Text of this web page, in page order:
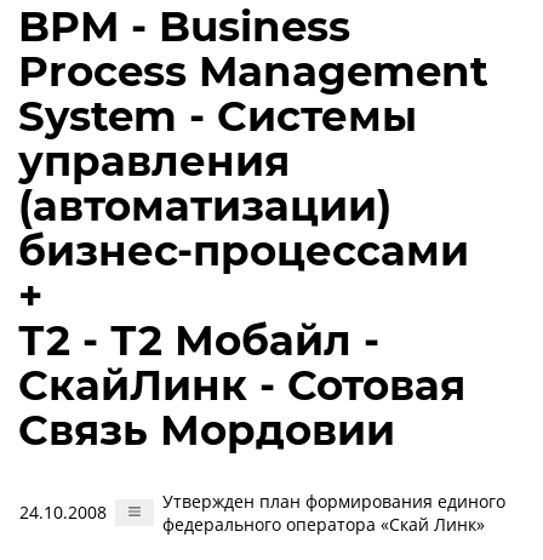
BPM - Business
Process Management
System - Системы
управления
(автоматизации)
бизнес-процессами
+
Т2 - Т2 Мобайл -
СкайЛинк - Сотовая
Связь Мордовии
24.10.2008
Утвержден план формирования единого
федерального оператора «Скай Линк»